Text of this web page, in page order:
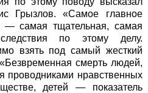
Грызлов. «Самое главное
— самая тщательная, самая
по этому делу.
взять под самый жесткий
смерть людей,
проводниками нравственных
детей — показатель